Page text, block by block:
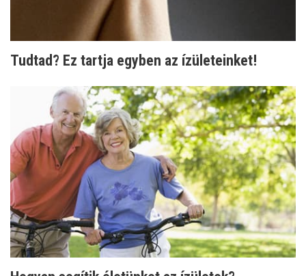
Tudtad? Ez tartja egyben az ízületeinket!